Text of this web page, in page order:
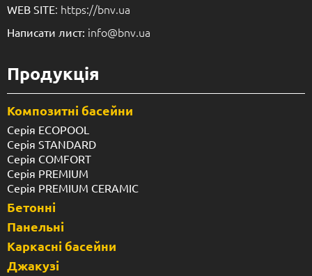
WEB SITE: https://bnv.ua
Написати лист: info@bnv.ua
Продукція
Композитні басейни
Серія ECOPOOL
Серія STANDARD
Серія COMFORT
Серія PREMIUM
Серія PREMIUM CERAMIC
Бетонні
Панельні
Каркасні басейни
Джакузі